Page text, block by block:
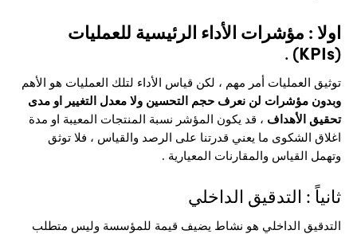
اولا : مؤشرات الأداء الرئيسية للعمليات
(KPIs)
.
توثيق العمليات أمر مهم ، لكن قياس الأداء لتلك العمليات هو الأهم
وبدون مؤشرات لن نعرف حجم التحسين ولا معدل التغيير او مدى
تحقيق الأهداف ، قد يكون المؤشر نسبة المنتجات المعيبة او مدة
اغلاق الشكوى ما يعني قدرتنا على الرصد والقياس ، فلا توثق
وتهمل القياس والمقارنات المعيارية .
ثانياً : التدقيق الداخلي
التدقيق الداخلي هو نشاط يضيف قيمة للمؤسسة وليس متطلب